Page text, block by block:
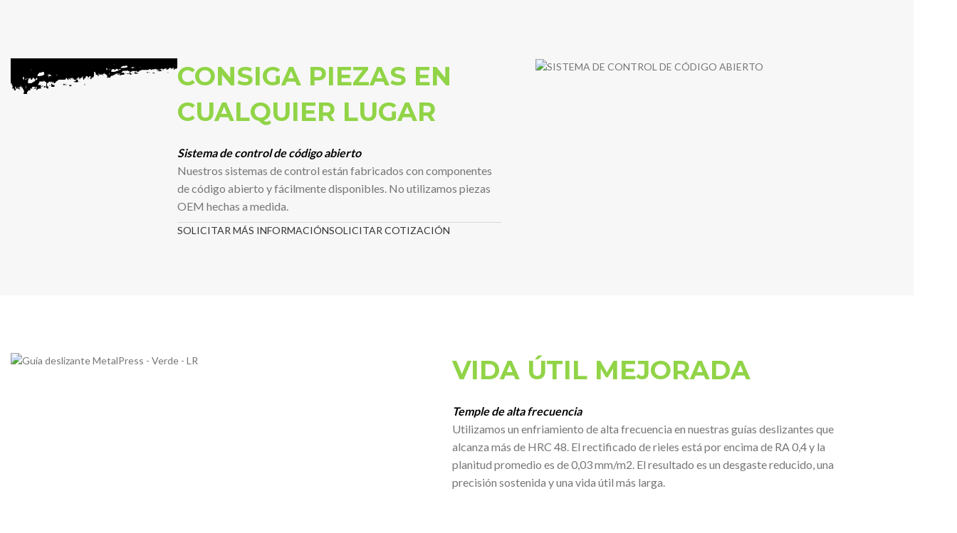
CONSIGA PIEZAS EN
CUALQUIER LUGAR
Sistema de control de código abierto
Nuestros sistemas de control están fabricados con componentes
de código abierto y fácilmente disponibles. No utilizamos piezas
OEM hechas a medida.
SOLICITAR MÁS INFORMACIÓNSOLICITAR COTIZACIÓN
VIDA ÚTIL MEJORADA
Temple de alta frecuencia
Utilizamos un enfriamiento de alta frecuencia en nuestras guías deslizantes que
alcanza más de HRC 48. El rectificado de rieles está por encima de RA 0,4 y la
planitud promedio es de 0,03 mm/m2. El resultado es un desgaste reducido, una
precisión sostenida y una vida útil más larga.